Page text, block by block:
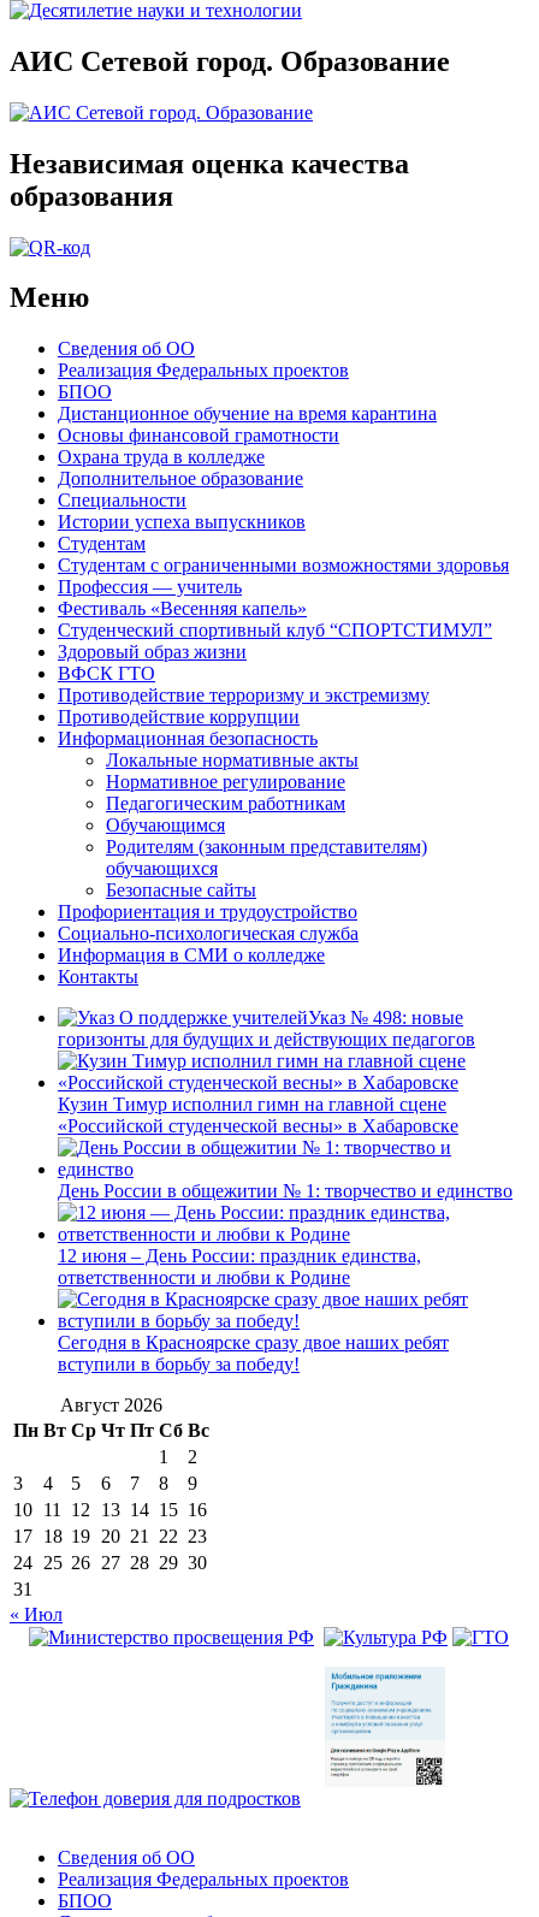
АИС Сетевой город. Образование
Независимая оценка качества
образования
Меню
Сведения об ОО
Реализация Федеральных проектов
БПОО
Дистанционное обучение на время карантина
Основы финансовой грамотности
Охрана труда в колледже
Дополнительное образование
Специальности
Истории успеха выпускников
Студентам
Студентам с ограниченными возможностями здоровья
Профессия — учитель
Фестиваль «Весенняя капель»
Студенческий спортивный клуб “СПОРТСТИМУЛ”
Здоровый образ жизни
ВФСК ГТО
Противодействие терроризму и экстремизму
Противодействие коррупции
Информационная безопасность
Локальные нормативные акты
Нормативное регулирование
Педагогическим работникам
Обучающимся
Родителям (законным представителям)
обучающихся
Безопасные сайты
Профориентация и трудоустройство
Социально-психологическая служба
Информация в СМИ о колледже
Контакты
Указ № 498: новые
горизонты для будущих и действующих педагогов
Кузин Тимур исполнил гимн на главной сцене
«Российской студенческой весны» в Хабаровске
День России в общежитии № 1: творчество и единство
12 июня – День России: праздник единства,
ответственности и любви к Родине
Сегодня в Красноярске сразу двое наших ребят
вступили в борьбу за победу!
Август 2026
Пн Вт Ср Чт Пт Сб Вс
1
2
3
4 5 6 7 8
9
10 11 12 13 14 15 16
17 18 19 20 21 22 23
24 25 26 27 28 29 30
31
« Июл
Сведения об ОО
Реализация Федеральных проектов
БПОО